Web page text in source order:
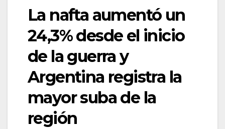
La nafta aumentó un
24,3% desde el inicio
de la guerra y
Argentina registra la
mayor suba de la
región